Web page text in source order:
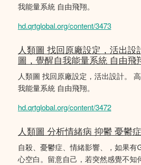
我能量系統 自由飛翔。
hd.qrtglobal.org/content/3473
人類圖 找回原廠設定，活出設
圖，覺醒自我能量系統 自由飛
人類圖 找回原廠設定，活出設計。
我能量系統 自由飛翔。
hd.qrtglobal.org/content/3472
人類圖 分析情緒病 抑鬱 憂鬱
自殺、憂鬱症、情緒影響、，如果有
心空白。留意自己，若突然感覺不知